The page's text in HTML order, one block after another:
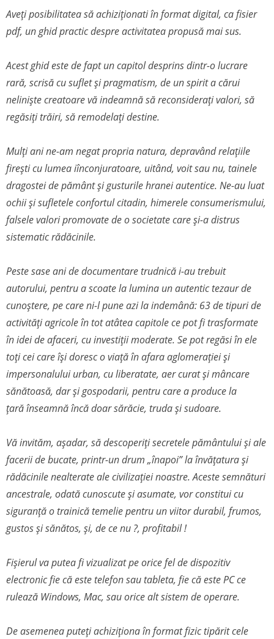
Aveți posibilitatea să achiziționati în format digital, ca fisier
pdf, un ghid practic despre activitatea propusă mai sus.
Acest ghid este de fapt un capitol desprins dintr-o lucrare
rară, scrisă cu suflet și pragmatism, de un spirit a cărui
neliniște creatoare vă indeamnă să reconsiderați valori, să
regăsiți trăiri, să remodelați destine.
Mulți ani ne-am negat propria natura, depravând relațiile
firești cu lumea iînconjuratoare, uitând, voit sau nu, tainele
dragostei de pământ și gusturile hranei autentice. Ne-au luat
ochii și sufletele confortul citadin, himerele consumerismului,
falsele valori promovate de o societate care și-a distrus
sistematic rădăcinile.
Peste sase ani de documentare trudnică i-au trebuit
autorului, pentru a scoate la lumina un autentic tezaur de
cunoștere, pe care ni-l pune azi la indemână: 63 de tipuri de
activități agricole în tot atâtea capitole ce pot fi trasformate
în idei de afaceri, cu investiții moderate. Se pot regăsi în ele
toți cei care își doresc o viață în afara aglomerației și
impersonalului urban, cu liberatate, aer curat și mâncare
sănătoasă, dar și gospodarii, pentru care a produce la
țară înseamnă încă doar sărăcie, truda și sudoare.
Vă invităm, așadar, să descoperiți secretele pământului și ale
facerii de bucate, printr-un drum „înapoi” la învățatura și
rădăcinile nealterate ale civilizației noastre. Aceste semnături
ancestrale, odată cunoscute și asumate, vor constitui cu
siguranță o trainică temelie pentru un viitor durabil, frumos,
gustos și sănătos, și, de ce nu ?, profitabil !
Fișierul va putea fi vizualizat pe orice fel de dispozitiv
electronic fie că este telefon sau tableta, fie că este PC ce
rulează Windows, Mac, sau orice alt sistem de operare.
De asemenea puteți achiziționa în format fizic tipărit cele